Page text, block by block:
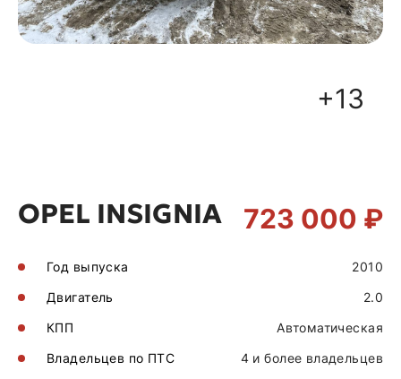
+13
OPEL INSIGNIA 723 000 ₽
Год выпуска
2010
Двигатель
2.0
КПП
Автоматическая
Владельцев по ПТС
4 и более владельцев